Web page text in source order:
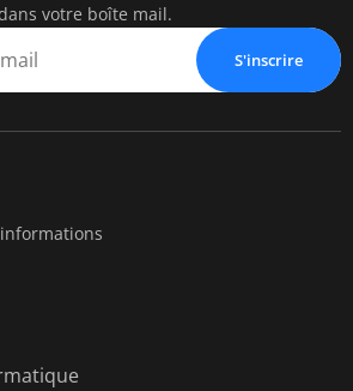
votre boîte mail.
S'inscrire